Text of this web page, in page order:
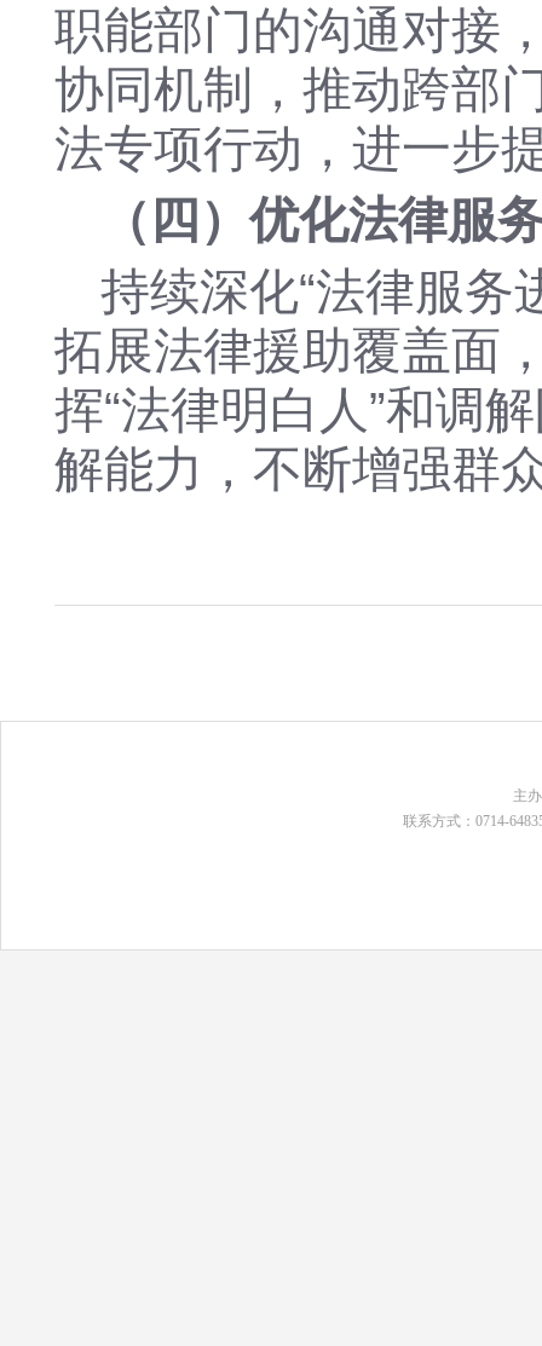
职能部门的沟通对接
协同机制，推动跨部
法专项行动，进一步
（四）优化法律服
持续深化“法律服务
拓展法律援助覆盖面
挥“法律明白人”和调
解能力，不断增强群
主
联系方式：0714-